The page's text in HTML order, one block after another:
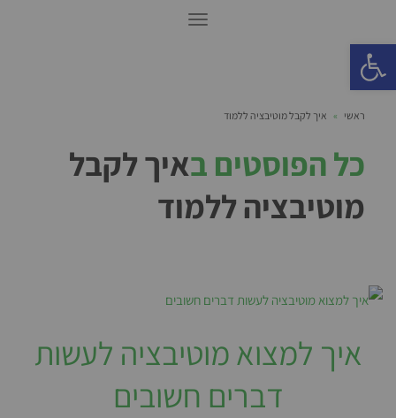
פתח סרגל נגישות
תפריט
ראשי » איך לקבל מוטיבציה ללמוד
כל הפוסטים באיך לקבל
מוטיבציה ללמוד
איך למצוא מוטיבציה לעשות
דברים חשובים